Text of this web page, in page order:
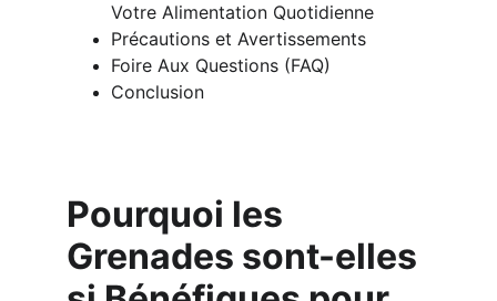
Votre Alimentation Quotidienne
Précautions et Avertissements
Foire Aux Questions (FAQ)
Conclusion
Pourquoi les
Grenades sont-elles